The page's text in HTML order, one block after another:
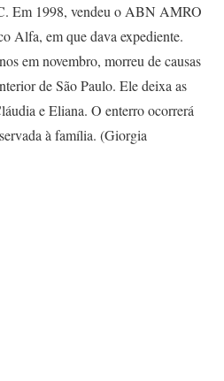
Em 1998, vendeu o ABN AMRO
Alfa, em que dava expediente.
em novembro, morreu de causas
de São Paulo. Ele deixa as
e Eliana. O enterro ocorrerá
à família. (Giorgia